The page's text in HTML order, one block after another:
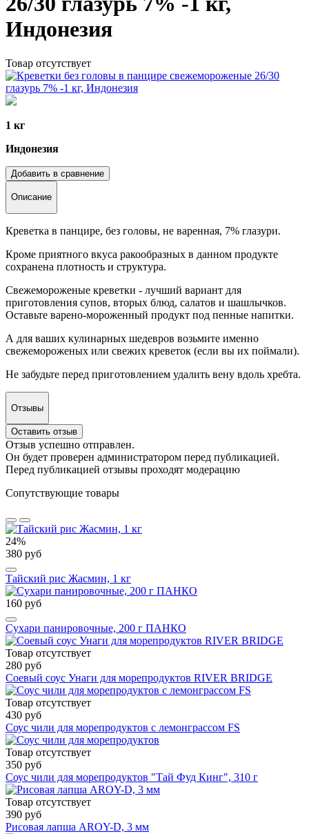
Индонезия
Товар отсутствует
1 кг
Индонезия
Добавить в сравнение
Описание
Креветка в панцире, без головы, не варенная, 7% глазури.
Кроме приятного вкуса ракообразных в данном продукте
сохранена плотность и структура.
Свежемороженые креветки - лучший вариант для
приготовления супов, вторых блюд, салатов и шашлычков.
Оставьте варено-мороженный продукт под пенные напитки.
А для ваших кулинарных шедевров возьмите именно
свежемороженых или свежих креветок (если вы их поймали).
Не забудьте перед приготовлением удалить вену вдоль хребта.
Отзывы
Оставить отзыв
Отзыв успешно отправлен.
Он будет проверен администратором перед публикацией.
Перед публикацией отзывы проходят модерацию
Сопутствующие товары
24%
380 руб
Тайский рис Жасмин, 1 кг
160 руб
Сухари панировочные, 200 г ПАНКО
Товар отсутствует
280 руб
Соевый соус Унаги для морепродуктов RIVER BRIDGE
Товар отсутствует
430 руб
Соус чили для морепродуктов с лемонграссом FS
Товар отсутствует
350 руб
Соус чили для морепродуктов "Тай Фуд Кинг", 310 г
Товар отсутствует
390 руб
Рисовая лапша AROY-D, 3 мм